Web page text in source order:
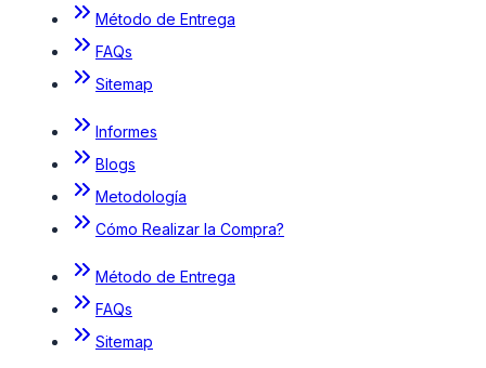
Método de Entrega
FAQs
Sitemap
Informes
Blogs
Metodología
Cómo Realizar la Compra?
Método de Entrega
FAQs
Sitemap